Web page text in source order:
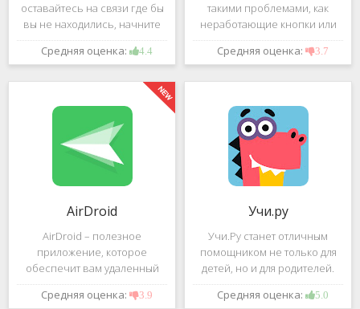
оставайтесь на связи где бы
вы не находились, начните
свою или присоединитесь к
видеоконференции с
высококачественным
изображением. Столь
Средняя оценка: 4.4
такими проблемами, как
неработающие кнопки или
разряженные батарейки на
вашем пульте от
с помощью приложения
"Пульт для
Средняя оценка: 3.7
AirDroid
AirDroid – полезное
приложение, которое
обеспечит вам удаленный
доступ к вашему смартфону
или планшету при помощи
Средняя оценка: 3.9
Учи.ру
Учи.Ру станет отличным
помощником не только для
детей, но и для родителей.
Это приложение заточено
под изучение различного
Средняя оценка: 5.0